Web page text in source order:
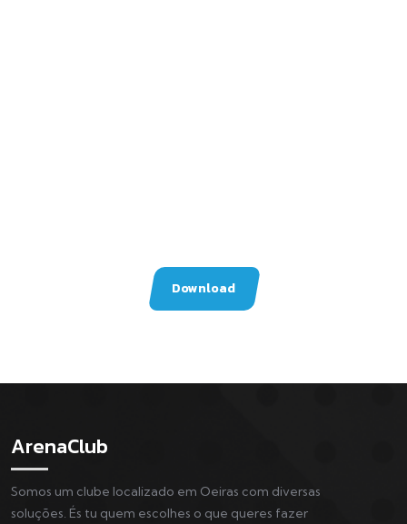
Download
ArenaClub
Somos um clube localizado em Oeiras com diversas
soluções. És tu quem escolhes o que queres fazer